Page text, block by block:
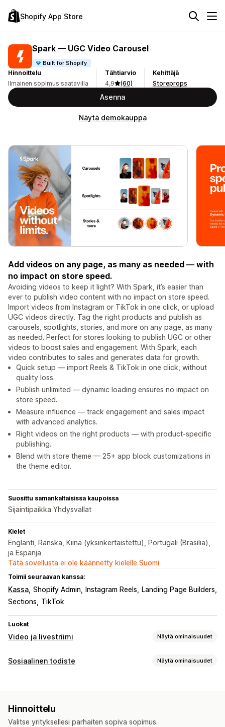
Shopify App Store
Spark — UGC Video Carousel
Built for Shopify
Hinnoittelu
Ilmainen sopimus saatavilla
Tähtiarvio
4,9
(60)
Kehittäjä
Storeprops
Asenna
Näytä demokauppa
Add videos on any page, as many as needed — with
no impact on store speed.
Avoiding videos to keep it light? With Spark, it’s easier than
ever to publish video content with no impact on store speed.
Import videos from Instagram or TikTok in one click, or upload
UGC videos directly. Tag the right products and publish as
carousels, spotlights, stories, and more on any page, as many
as needed. Perfect for stores looking to publish UGC or other
videos to boost sales and engagement. With Spark, each
video contributes to sales and generates data for growth.
Quick setup — import Reels & TikTok in one click, without
quality loss.
Publish unlimited — dynamic loading ensures no impact on
store speed.
Measure influence — track engagement and sales impact
with advanced analytics.
Right videos on the right products — with product-specific
publishing.
Blend with store theme — 25+ app block customizations in
the theme editor.
Suosittu samankaltaisissa kaupoissa
Sijaintipaikka Yhdysvallat
Kielet
Englanti, Ranska, Kiina (yksinkertaistettu), Portugali (Brasilia),
ja Espanja
Tätä sovellusta ei ole käännetty kielelle Suomi
Toimii seuraavan kanssa:
Kassa Shopify Admin Instagram Reels
Landing Page Builders
Sections
TikTok
Luokat
Video ja livestriimi Näytä ominaisuudet
Videoiden hallinnointi
Mukautukset
Sosiaalinen todiste Näytä ominaisuudet
Hinnoittelu
Valitse yrityksellesi parhaiten sopiva sopimus.